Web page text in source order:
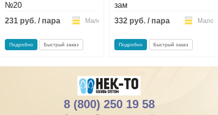
№20
231 руб. / пара
Мало
Подробно Быстрый заказ
зам
332 руб. / пара
Мало
Подробно Быстрый заказ
8 (800) 250 19 58